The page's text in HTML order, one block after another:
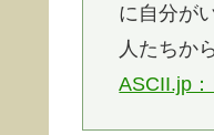
に自分が
人たちか
ASCII.jp